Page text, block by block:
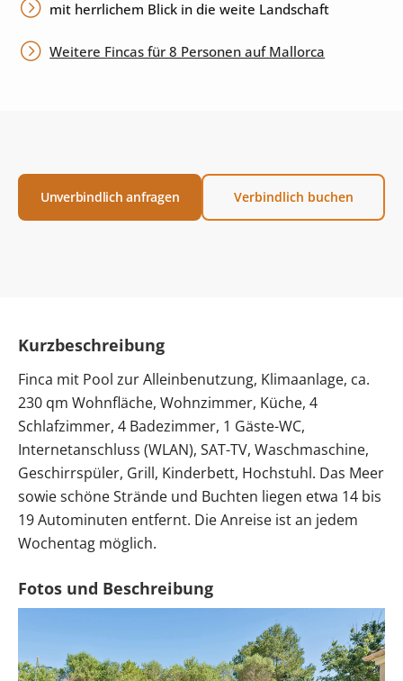
mit herrlichem Blick in die weite Landschaft
Weitere Fincas für 8 Personen auf Mallorca
Unverbindlich anfragen Verbindlich buchen
Kurzbeschreibung
Finca mit Pool zur Alleinbenutzung, Klimaanlage, ca.
230 qm Wohnfläche, Wohnzimmer, Küche, 4
Schlafzimmer, 4 Badezimmer, 1 Gäste-WC,
Internetanschluss (WLAN), SAT-TV, Waschmaschine,
Geschirrspüler, Grill, Kinderbett, Hochstuhl. Das Meer
sowie schöne Strände und Buchten liegen etwa 14 bis
19 Autominuten entfernt. Die Anreise ist an jedem
Wochentag möglich.